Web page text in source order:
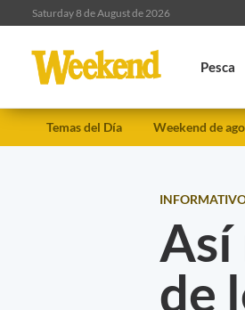
Saturday 8 de August de 2026
Pesca
Temas del Día Weekend de
Así
de